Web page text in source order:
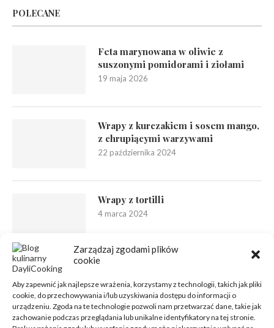
Zarządzaj zgodami plików
cookie
Aby zapewnić jak najlepsze wrażenia, korzystamy z technologii, takich jak pliki
cookie, do przechowywania i/lub uzyskiwania dostępu do informacji o
urządzeniu. Zgoda na te technologie pozwoli nam przetwarzać dane, takie jak
zachowanie podczas przeglądania lub unikalne identyfikatory na tej stronie.
POLECANE
Feta marynowana w oliwie z
suszonymi pomidorami i ziołami
19 maja 2026
Wrapy z kurczakiem i sosem mango,
z chrupiącymi warzywami
22 października 2024
Wrapy z tortilli
4 marca 2024